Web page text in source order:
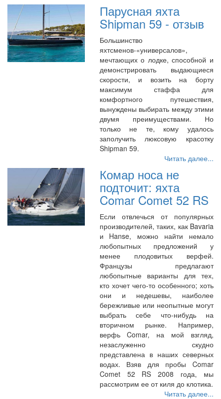
Парусная яхта
Shipman 59 - отзыв
Большинство
яхтсменов-«универсалов»,
мечтающих о лодке, способной и
демонстрировать выдающиеся
скорости, и возить на борту
максимум стаффа для
комфортного путешествия,
вынуждены выбирать между этими
двумя преимуществами. Но
только не те, кому удалось
заполучить люксовую красотку
Shipman 59.
Читать далее...
Комар носа не
подточит: яхта
Comar Comet 52 RS
Если отвлечься от популярных
производителей, таких, как Bavaria
и Hanse, можно найти немало
любопытных предложений у
менее плодовитых верфей.
Французы предлагают
любопытные варианты для тех,
кто хочет чего-то особенного; хоть
они и недешевы, наиболее
бережливые или неопытные могут
выбрать себе что-нибудь на
вторичном рынке. Например,
верфь Comar, на мой взгляд,
незаслуженно скудно
представлена в наших северных
водах. Взяв для пробы Comar
Comet 52 RS 2008 года, мы
рассмотрим ее от киля до клотика.
Читать далее...